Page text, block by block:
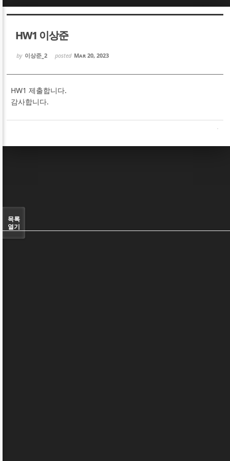
HW1 이상준
by 이상준_2 posted Mar 20, 2023
HW1 제출합니다.
감사합니다.
목록
열기
Sketchbook5, 스케치북5
Sketchbook5, 스케치북5
Sketchbook5, 스케치북5
Sketchbook5, 스케치북5